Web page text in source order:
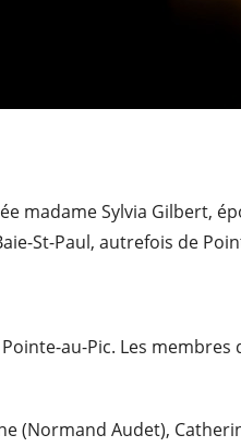
madame Sylvia Gilbert,
St-Paul, autrefois de
au-Pic. Les
(Normand Audet),